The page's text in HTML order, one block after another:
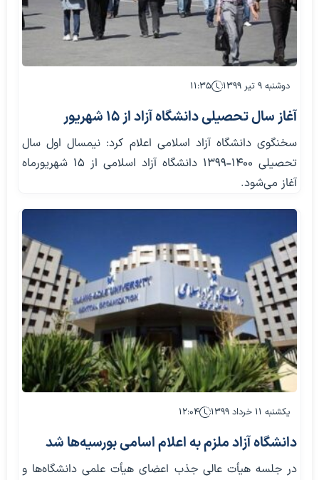
دوشنبه ۹ تیر ۱۳۹۹ ۱۱:۳۵
آغاز سال تحصیلی دانشگاه آزاد از ۱۵ شهریور
سخنگوی دانشگاه آزاد اسلامی اعلام کرد: نیمسال اول سال
تحصیلی ۱۴۰۰-۱۳۹۹ دانشگاه آزاد اسلامی از ۱۵ شهریورماه
آغاز می‌شود.
یکشنبه ۱۱ خرداد ۱۳۹۹ ۱۲:۰۴
دانشگاه آزاد ملزم به اعلام اسامی بورسیه‌ها شد
در جلسه هیأت عالی جذب اعضای هیأت علمی دانشگاه‌ها و